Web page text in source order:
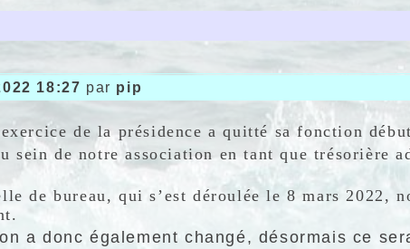
18:27 par pip
de la présidence a quitté sa fonction
sein de notre association en tant que trésorière
de bureau, qui s’est déroulée le 8 mars 2022,
a donc également changé, désormais ce